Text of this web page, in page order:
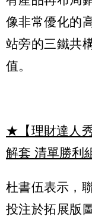
像非常優化的
站旁的三鐵共
值。
★【理財達人
解套 清單勝利
杜書伍表示，
投注於拓展版